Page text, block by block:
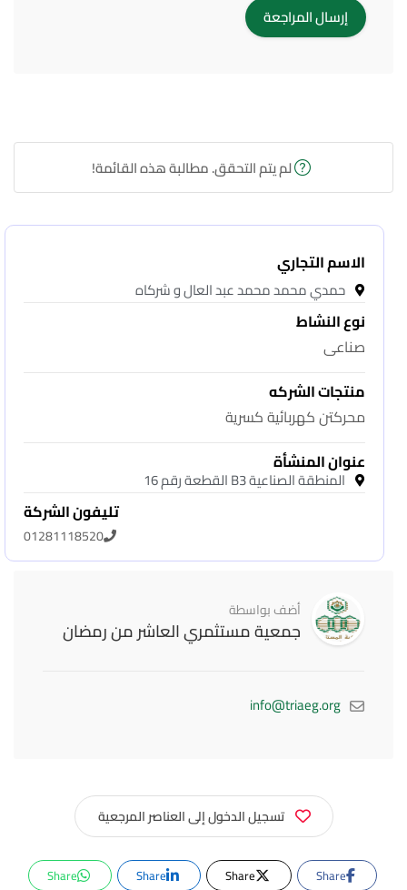
لم يتم التحقق. مطالبة هذه القائمة!
الاسم التجاري
حمدي محمد محمد عبد العال و شركاه
نوع النشاط
صناعى
منتجات الشركه
محركتن كهربائية كسرية
عنوان المنشأة
المنطقة الصناعية B3 القطعة رقم 16
تليفون الشركة
01281118520
أضف بواسطة
جمعية مستثمري العاشر من رمضان
info@triaeg.org
تسجيل الدخول إلى العناصر المرجعية
Share
Share
Share
Share